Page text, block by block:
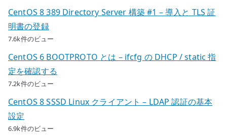
CentOS 8 389 Directory Server 構築 #1 – 導入と TLS 証
明書の登録
7.6k件のビュー
CentOS 6 BOOTPROTO とは – ifcfg の DHCP / static 指
定を確認する
7.2k件のビュー
CentOS 8 SSSD Linux クライアント – LDAP 認証の基本
設定
6.9k件のビュー